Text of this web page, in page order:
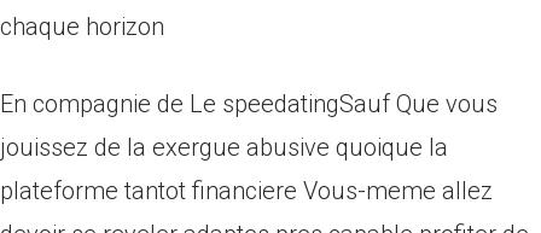
chaque horizon
En compagnie de Le speedatingSauf Que vous
jouissez de la exergue abusive quoique la
plateforme tantot financiere Vous-meme allez